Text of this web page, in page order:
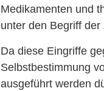
Medikamenten und
unter den Begriff
Da diese Eingriffe
Selbstbestimmung
ausgeführt werden